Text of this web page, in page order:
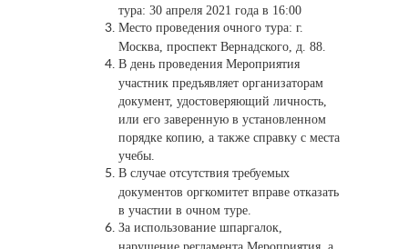
тура: 30 апреля 2021 года в 16:00
Место проведения очного тура: г.
Москва, проспект Вернадского, д. 88.
В день проведения Мероприятия
участник предъявляет организаторам
документ, удостоверяющий личность,
или его заверенную в установленном
порядке копию, а также справку с места
учебы.
В случае отсутствия требуемых
документов оргкомитет вправе отказать
в участии в очном туре.
За использование шпаргалок,
нарушение регламента Мероприятия, а